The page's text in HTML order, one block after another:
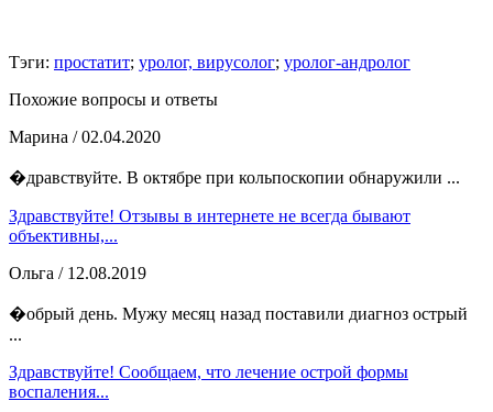
Тэги: простатит; уролог, вирусолог; уролог-андролог
Похожие вопросы и ответы
Марина / 02.04.2020
�дравствуйте. В октябре при кольпоскопии обнаружили ...
Здравствуйте! Отзывы в интернете не всегда бывают
объективны,...
Ольга / 12.08.2019
�обрый день. Мужу месяц назад поставили диагноз острый
...
Здравствуйте! Сообщаем, что лечение острой формы
воспаления...